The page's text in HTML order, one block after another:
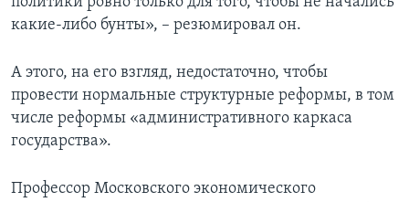
какие-либо бунты», – резюмировал он.
А этого, на его взгляд, недостаточно, чтобы
провести нормальные структурные реформы, в том
числе реформы «административного каркаса
государства».
Профессор Московского экономического